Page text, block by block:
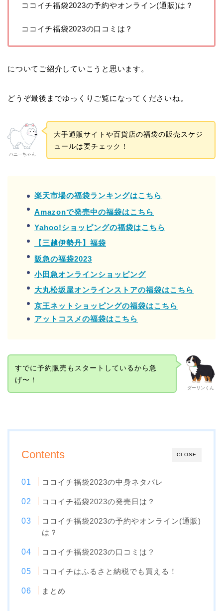
ココイチ福袋2023の予約やオンライン(通販)は？
ココイチ福袋2023の口コミは？
についてご紹介していこうと思います。
どうぞ最後までゆっくりご覧になってくださいね。
ハニーちゃん
大手通販サイトや百貨店の福袋の販売スケジ
ュールは要チェック！
楽天市場の福袋ランキングはこちら
Amazonで発売中の福袋はこちら
Yahoo!ショッピングの福袋はこちら
【三越伊勢丹】福袋
阪急の福袋2023
小田急オンラインショッピング
大丸松坂屋オンラインストアの福袋はこちら
京王ネットショッピングの福袋はこちら
アットコスメの福袋はこちら
ダーリンくん
すでに予約販売もスタートしているから急
げ〜！
CLOSE
Contents
ココイチ福袋2023の中身ネタバレ
ココイチ福袋2023の発売日は？
ココイチ福袋2023の予約やオンライン(通販)
は？
ココイチ福袋2023の口コミは？
ココイチはふるさと納税でも買える！
まとめ